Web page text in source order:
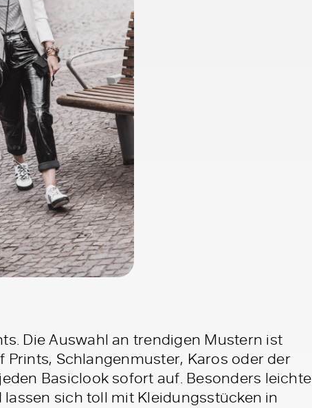
Die Auswahl an trendigen Mustern ist
Prints, Schlangenmuster, Karos oder der
Basiclook sofort auf. Besonders leichte
sich toll mit Kleidungsstücken in